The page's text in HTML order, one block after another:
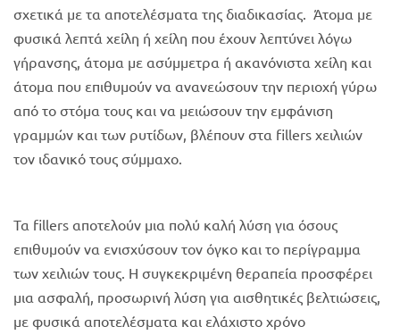
σχετικά με τα αποτελέσματα της διαδικασίας. Άτομα με
φυσικά λεπτά χείλη ή χείλη που έχουν λεπτύνει λόγω
γήρανσης, άτομα με ασύμμετρα ή ακανόνιστα χείλη και
άτομα που επιθυμούν να ανανεώσουν την περιοχή γύρω
από το στόμα τους και να μειώσουν την εμφάνιση
γραμμών και των ρυτίδων, βλέπουν στα fillers χειλιών
τον ιδανικό τους σύμμαχο.
Τα fillers αποτελούν μια πολύ καλή λύση για όσους
επιθυμούν να ενισχύσουν τον όγκο και το περίγραμμα
των χειλιών τους. Η συγκεκριμένη θεραπεία προσφέρει
μια ασφαλή, προσωρινή λύση για αισθητικές βελτιώσεις,
με φυσικά αποτελέσματα και ελάχιστο χρόνο